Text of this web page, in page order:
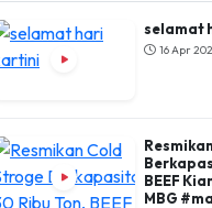
selamat
16 Apr
BEEF
MBG